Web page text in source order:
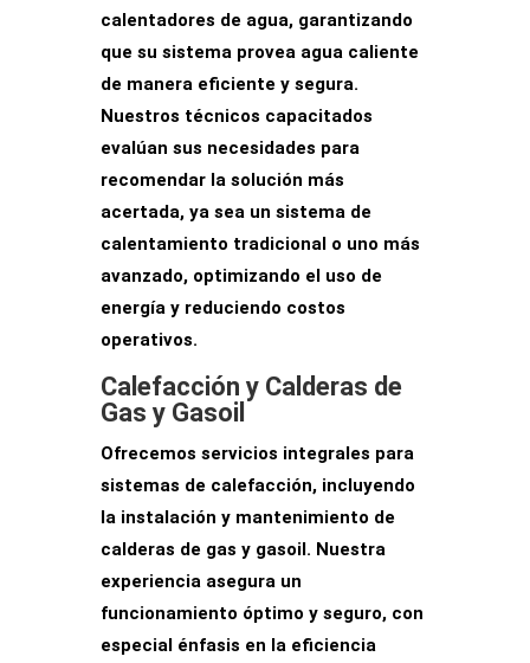
calentadores de agua, garantizando
que su sistema provea agua caliente
de manera eficiente y segura.
Nuestros técnicos capacitados
evalúan sus necesidades para
recomendar la solución más
acertada, ya sea un sistema de
calentamiento tradicional o uno más
avanzado, optimizando el uso de
energíay reduciendo costos
operativos.
Calefacción y Calderas de
Gas y Gasoil
Ofrecemos servicios integrales para
sistemas de calefacción, incluyendo
la instalación y mantenimiento de
calderas de gas y gasoil. Nuestra
experiencia asegura un
funcionamiento óptimo y seguro, con
especial énfasis en la eficiencia